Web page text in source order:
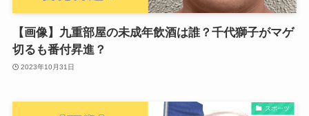
【画像】九重部屋の未成年飲酒は誰？千代獅子がマゲ
切るも番付昇進？
2023年10月31日
スポーツ